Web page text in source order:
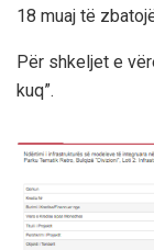
18 muaj të
Për shkeljet e
kuq”.